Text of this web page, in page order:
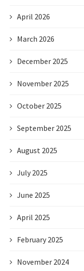
April 2026
March 2026
December 2025
November 2025
October 2025
September 2025
August 2025
July 2025
June 2025
April 2025
February 2025
November 2024